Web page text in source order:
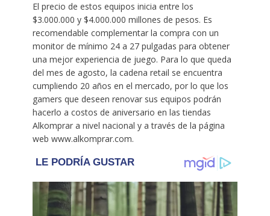
El precio de estos equipos inicia entre los
$3.000.000 y $4.000.000 millones de pesos. Es
recomendable complementar la compra con un
monitor de mínimo 24 a 27 pulgadas para obtener
una mejor experiencia de juego. Para lo que queda
del mes de agosto, la cadena retail se encuentra
cumpliendo 20 años en el mercado, por lo que los
gamers que deseen renovar sus equipos podrán
hacerlo a costos de aniversario en las tiendas
Alkomprar a nivel nacional y a través de la página
web www.alkomprar.com.